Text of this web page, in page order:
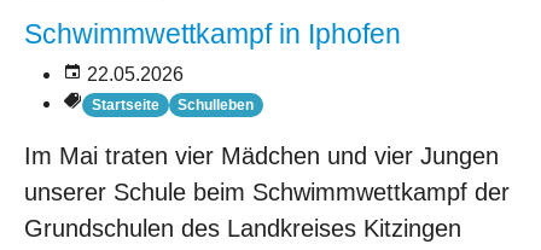
Schwimmwettkampf in Iphofen
22.05.2026
Startseite Schulleben
Im Mai traten vier Mädchen und vier Jungen
unserer Schule beim Schwimmwettkampf der
Grundschulen des Landkreises Kitzingen